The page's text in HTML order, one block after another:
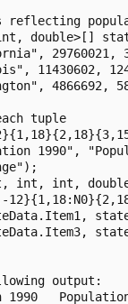
reflecting
double>[]
29760021,
11430602,
4866692,
tuple
1990",
int, int,
output:
Population